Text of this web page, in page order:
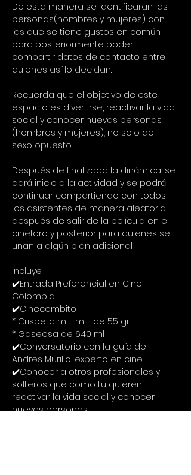
De esta manera se identificaran las
personas(hombres y mujeres) con
las que se tiene gustos en común
para posteriormente poder
compartir datos de contacto entre
quienes así lo decidan.
Recuerda que el objetivo de este
espacio es divertirse, reactivar la vida
social y conocer nuevas personas
(hombres y mujeres), no solo del
sexo opuesto.
Después de finalizada la dinámica, se
dará inicio a la actividad y se podrá
continuar compartiendo con todos
los asistentes de manera aleatoria
después de salir de la película en el
cineforo y posterior para quienes se
unan a algún plan adicional.
Incluye:
✔️Entrada Preferencial en Cine
Colombia
✔️Cinecombito
* Crispeta miti miti de 55 gr
* Gaseosa de 640 ml
✔️Conversatorio con la guía de
Andres Murillo, experto en cine
✔️Conocer a otros profesionales y
solteros que como tu quieren
reactivar la vida social y conocer
nuevas personas